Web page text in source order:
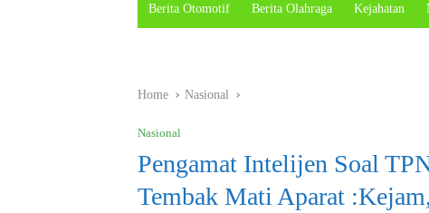
Berita Otomotif Berita Olahraga Kejahatan
Home Nasional
Nasional
Pengamat Intelijen Soal
Tembak Mati Aparat